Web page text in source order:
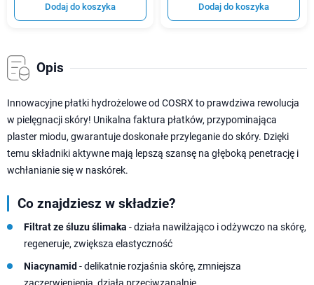
Dodaj do koszyka Dodaj do koszyka
Opis
Innowacyjne płatki hydrożelowe od COSRX to prawdziwa rewolucja
w pielęgnacji skóry! Unikalna faktura płatków, przypominająca
plaster miodu, gwarantuje doskonałe przyleganie do skóry. Dzięki
temu składniki aktywne mają lepszą szansę na głęboką penetrację i
wchłanianie się w naskórek.
Co znajdziesz w składzie?
Filtrat ze śluzu ślimaka - działa nawilżająco i odżywczo na skórę,
regeneruje, zwiększa elastyczność
Niacynamid - delikatnie rozjaśnia skórę, zmniejsza